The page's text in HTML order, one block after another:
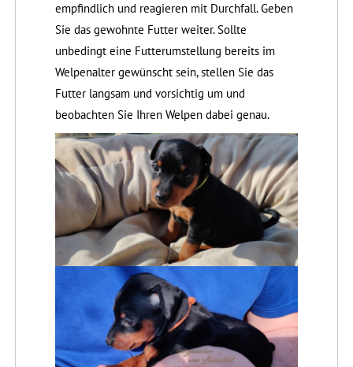
empfindlich und reagieren mit Durchfall. Geben
Sie das gewohnte Futter weiter. Sollte
unbedingt eine Futterumstellung bereits im
Welpenalter gewünscht sein, stellen Sie das
Futter langsam und vorsichtig um und
beobachten Sie Ihren Welpen dabei genau.